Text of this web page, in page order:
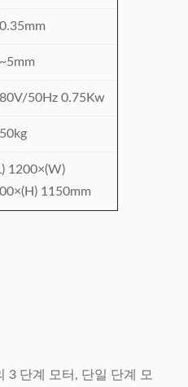
50Hz 0.75Kw
1200×(W)
1150mm
3 단계 모터, 단일 단계 모